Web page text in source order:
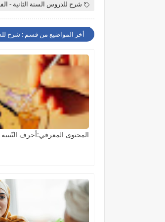
شرح للدروس السنة الثانية -
أخر المواضيع من قسم : شرح
المحتوى المعرفي:أحرف التّنبيه